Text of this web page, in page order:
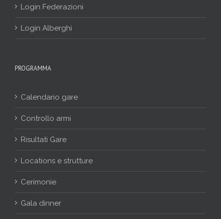
Login Federazioni
Login Alberghi
PROGRAMMA
Calendario gare
Controllo armi
Risultati Gare
Locations e strutture
Cerimonie
Gala dinner